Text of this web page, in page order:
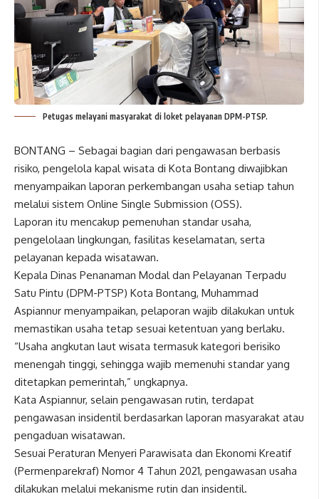
Petugas melayani masyarakat di loket pelayanan DPM-PTSP.
BONTANG – Sebagai bagian dari pengawasan berbasis
risiko, pengelola kapal wisata di Kota Bontang diwajibkan
menyampaikan laporan perkembangan usaha setiap tahun
melalui sistem Online Single Submission (OSS).
Laporan itu mencakup pemenuhan standar usaha,
pengelolaan lingkungan, fasilitas keselamatan, serta
pelayanan kepada wisatawan.
Kepala Dinas Penanaman Modal dan Pelayanan Terpadu
Satu Pintu (DPM-PTSP) Kota Bontang, Muhammad
Aspiannur menyampaikan, pelaporan wajib dilakukan untuk
memastikan usaha tetap sesuai ketentuan yang berlaku.
“Usaha angkutan laut wisata termasuk kategori berisiko
menengah tinggi, sehingga wajib memenuhi standar yang
ditetapkan pemerintah,” ungkapnya.
Kata Aspiannur, selain pengawasan rutin, terdapat
pengawasan insidentil berdasarkan laporan masyarakat atau
pengaduan wisatawan.
Sesuai Peraturan Menyeri Parawisata dan Ekonomi Kreatif
(Permenparekraf) Nomor 4 Tahun 2021, pengawasan usaha
dilakukan melalui mekanisme rutin dan insidentil.